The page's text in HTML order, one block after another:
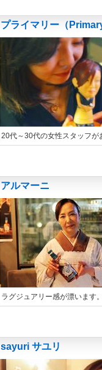
プライマリー（Primary
20代～30代の女性スタッフが
アルマーニ
ラグジュアリー感が漂います
sayuri サユリ